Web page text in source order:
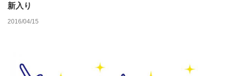
新入り
2016/04/15